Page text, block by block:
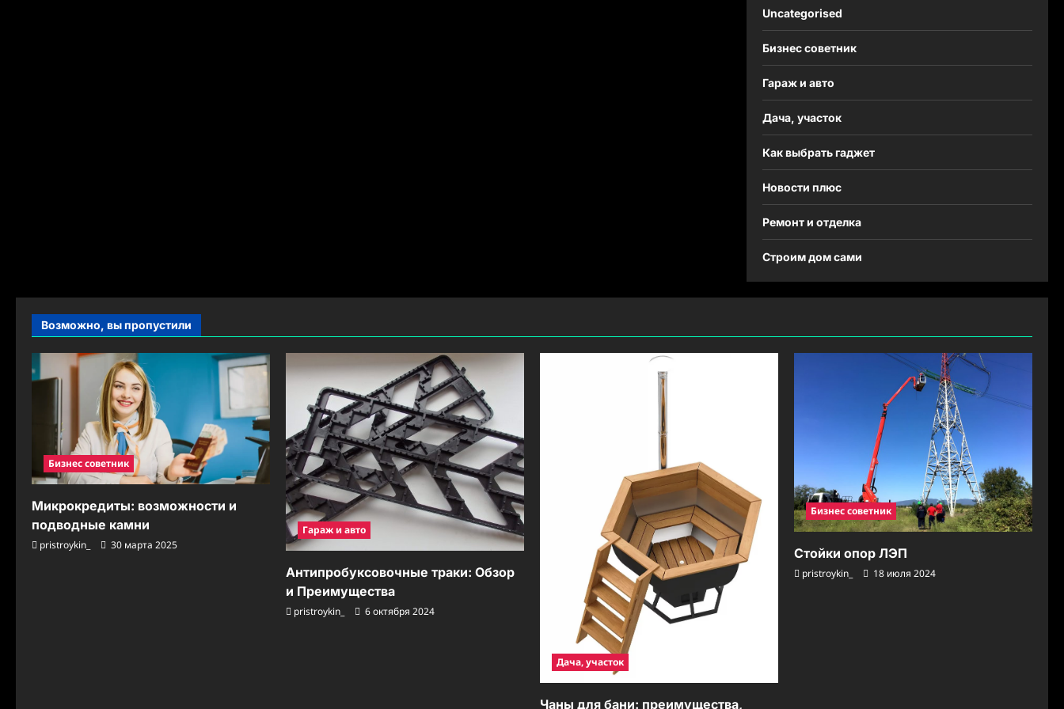
Uncategorised
Бизнес советник
Гараж и авто
Дача, участок
Как выбрать гаджет
Новости плюс
Ремонт и отделка
Строим дом сами
Возможно, вы пропустили
Бизнес советник
Микрокредиты: возможности и
подводные камни
pristroykin_ 30 марта 2025
Гараж и авто
Антипробуксовочные траки: Обзор
и Преимущества
pristroykin_ 6 октября 2024
Дача, участок
Чаны для бани: преимущества,
Бизнес советник
Стойки опор ЛЭП
pristroykin_ 18 июля 2024